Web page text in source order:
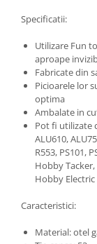
Specificatii:
Utilizare Fun
aproape
Fabricate din
Picioarele lor
optima
Ambalate in
Pot fi utilizate
ALU610,
R553, PS101,
Hobby
Hobby Electric
Caracteristici:
Material: otel